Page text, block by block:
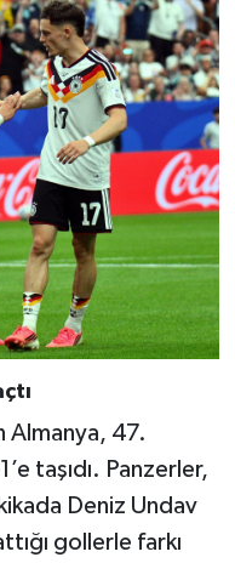
Almanya, 47.
taşıdı. Panzerler,
Deniz Undav
gollerle farkı